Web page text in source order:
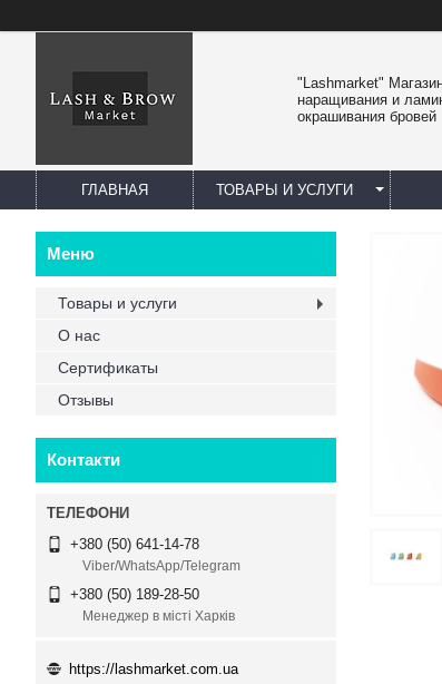
"Lashmarket"
наращивания и
окрашивания бровей
ГЛАВНАЯ ТОВАРЫ И УСЛУГИ
Товары и услуги
О нас
Сертификаты
Отзывы
Контакти
+380 (50) 641-14-78
Viber/WhatsApp/Telegram
+380 (50) 189-28-50
Менеджер в місті Харків
https://lashmarket.com.ua